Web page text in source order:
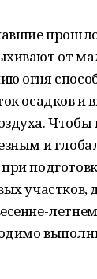
от
огня
осадков и
Чтобы
и
участков,